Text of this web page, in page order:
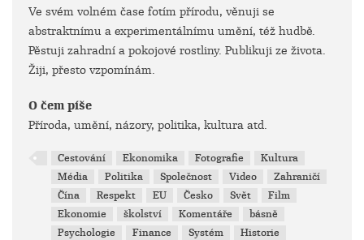
Ve svém volném čase fotím přírodu, věnuji se
abstraktnímu a experimentálnímu umění, též hudbě.
Pěstuji zahradní a pokojové rostliny. Publikuji ze života.
Žiji, přesto vzpomínám.
O čem píše
Příroda, umění, názory, politika, kultura atd.
Cestování Ekonomika Fotografie
Kultura
Média
Politika Společnost Video
Zahraničí
Čína
Respekt EU Česko Svět
Film
Ekonomie
školství Komentáře
básně
Psychologie
Finance Systém
Historie